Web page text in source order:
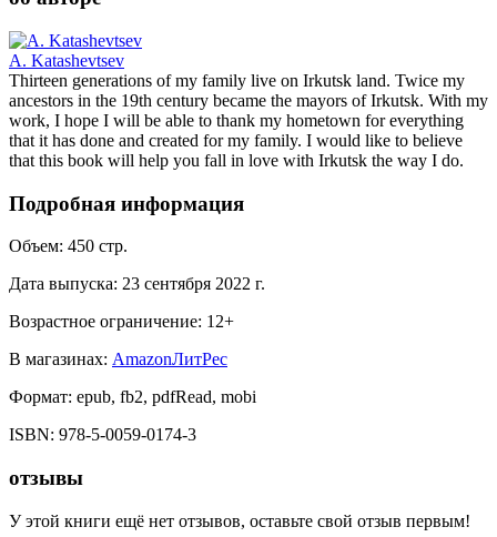
A. Katashevtsev
Thirteen generations of my family live on Irkutsk land. Twice my
ancestors in the 19th century became the mayors of Irkutsk. With my
work, I hope I will be able to thank my hometown for everything
that it has done and created for my family. I would like to believe
that this book will help you fall in love with Irkutsk the way I do.
Подробная информация
Объем: 450 стр.
Дата выпуска: 23 сентября 2022 г.
Возрастное ограничение: 12+
В магазинах: AmazonЛитРес
Формат: epub, fb2, pdfRead, mobi
ISBN: 978-5-0059-0174-3
отзывы
У этой книги ещё нет отзывов, оставьте свой отзыв первым!